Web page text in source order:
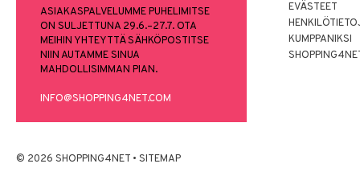
ASIAKASPALVELUMME PUHELIMITSE
ON SULJETTUNA 29.6.–27.7. OTA
MEIHIN YHTEYTTÄ SÄHKÖPOSTITSE
NIIN AUTAMME SINUA
MAHDOLLISIMMAN PIAN.
INFO@SHOPPING4NET.COM
EVÄSTEET
KUMPPANIKSI
© 2026 SHOPPING4NET • SITEMAP